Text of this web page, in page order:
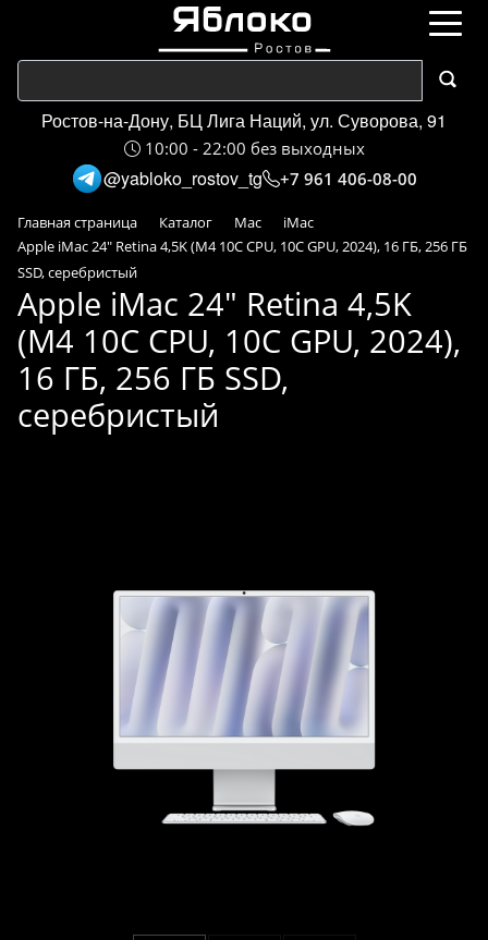
Ростов-на-Дону, БЦ Лига Наций, ул. Суворова, 91
10:00 - 22:00 без выходных
@yabloko_rostov_tg +7 961 406-08-00
Главная страница Каталог Mac
iMac
Apple iMac 24" Retina 4,5K (M4 10C CPU, 10C GPU, 2024), 16 ГБ, 256 ГБ
SSD, серебристый
Apple iMac 24" Retina 4,5K
(M4 10C CPU, 10C GPU, 2024),
16 ГБ, 256 ГБ SSD,
серебристый